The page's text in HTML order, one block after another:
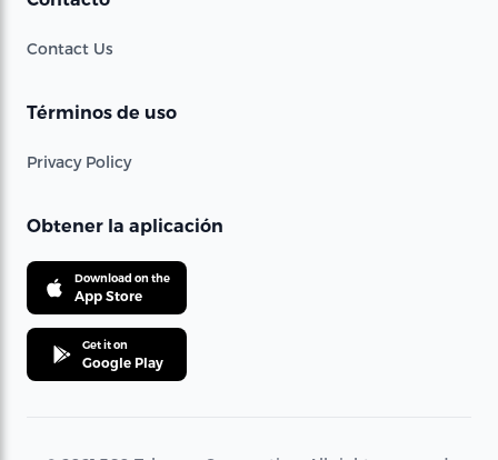
Contact Us
Términos de uso
Privacy Policy
Obtener la aplicación
Download on the
App Store
Get it on
Google Play